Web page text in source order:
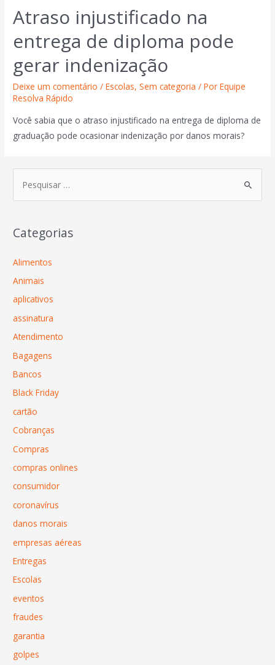
Atraso injustificado na
entrega de diploma pode
gerar indenização
Deixe um comentário /Escolas,Sem categoria / PorEquipe
Resolva Rápido
Você sabia que o atraso injustificado na entrega de diploma de
graduação pode ocasionar indenização por danos morais?
Categorias
Alimentos
Animais
aplicativos
assinatura
Atendimento
Bagagens
Bancos
Black Friday
cartão
Cobranças
Compras
compras onlines
consumidor
coronavírus
danos morais
empresas aéreas
Entregas
Escolas
eventos
fraudes
garantia
golpes